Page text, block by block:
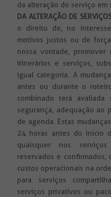
da alteração do serviço em
DA ALTERAÇÃO DE
o direito de, no
motivos justos ou de
nossa vontade, promover
itinerários e serviços,
igual categoria. A
antes ou durante o
combinado terá
segurança, adequação ao
de agenda. Estas
24 horas antes do inicio
quaisquer nos
reservados e confirmados,
custos operacionais na
para serviços
serviços privativos ou